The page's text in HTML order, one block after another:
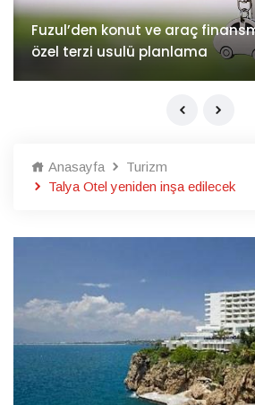
İv Kandilli'de yaşam yakında
Anasayfa
Turizm
Talya Otel yeniden inşa edilecek